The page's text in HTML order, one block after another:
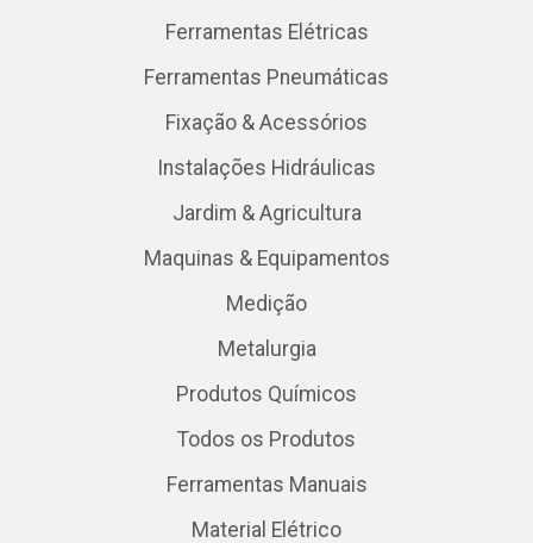
Ferramentas Elétricas
Ferramentas Pneumáticas
Fixação & Acessórios
Instalações Hidráulicas
Jardim & Agricultura
Maquinas & Equipamentos
Medição
Metalurgia
Produtos Químicos
Todos os Produtos
Ferramentas Manuais
Material Elétrico